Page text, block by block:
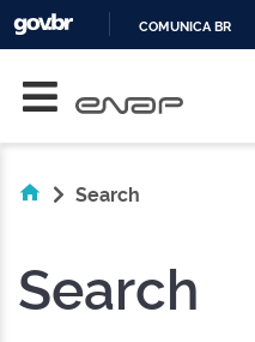
COMUNICA BR
Search
Search